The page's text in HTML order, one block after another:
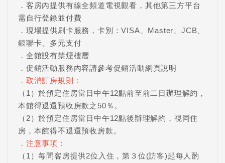
．客房內提供有線全頻道電視觀看，其他第三方平台
需自行登錄並付費
．現場提供刷卡服務，卡別：VISA、Master、JCB、
銀聯卡、多元支付
．全館設有禁煙樓層
．促銷活動服務內容請參考促銷活動網頁說明
．取消訂房規則：
（1）於預定住房當日中午12點前至前二日辦理解約，
本館得退還預收房款之50％。
（2）於預定住房當日中午12點後辦理解約，視同住
房，本館得不退還預收房款。
．注意事項：
（1）每間客房提供2位入住，第３位(訪客)起每人酌